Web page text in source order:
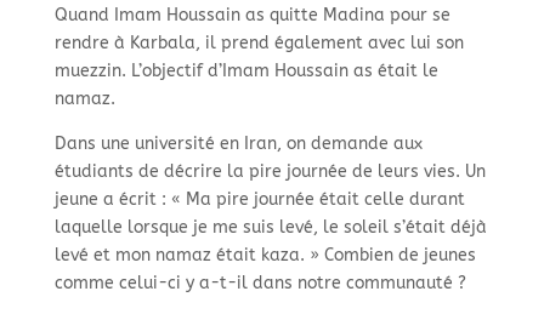
Quand Imam Houssain as quitte Madina pour se
rendre à Karbala, il prend également avec lui son
muezzin. L’objectif d’Imam Houssain as était le
namaz.
Dans une université en Iran, on demande aux
étudiants de décrire la pire journée de leurs vies. Un
jeune a écrit : « Ma pire journée était celle durant
laquelle lorsque je me suis levé, le soleil s’était déjà
levé et mon namaz était kaza. » Combien de jeunes
comme celui-ci y a-t-il dans notre communauté ?